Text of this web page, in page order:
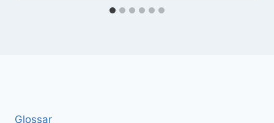
Glossar